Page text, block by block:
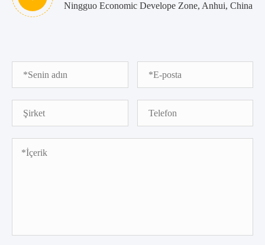
Ningguo Economic Develope Zone, Anhui, China